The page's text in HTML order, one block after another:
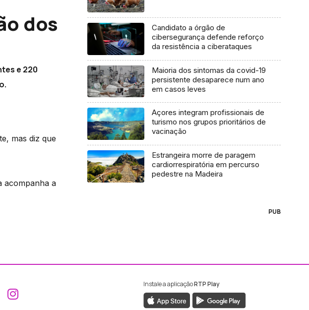
dos
e 220
mas diz que
acompanha a
Candidato a órgão de
cibersegurança defende reforço
da resistência a ciberataques
Maioria dos sintomas da covid-19
persistente desaparece num ano
em casos leves
Açores integram profissionais de
turismo nos grupos prioritários de
vacinação
Estrangeira morre de paragem
cardiorrespiratória em percurso
pedestre na Madeira
PUB
Aceder ao Facebook da RTP Madeira
Aceder ao Instagram da RTP Madeira
Instale a aplicaçãoRTP Play